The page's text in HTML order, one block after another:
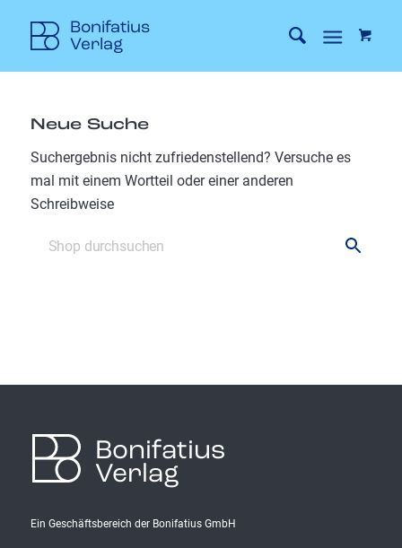
Neue Suche
Suchergebnis nicht zufriedenstellend? Versuche es
mal mit einem Wortteil oder einer anderen
Schreibweise
Bonifatius
Verlag
Ein Geschäftsbereich der Bonifatius GmbH